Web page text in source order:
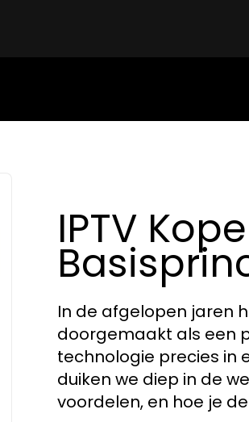
IPTV
In de afgelopen jaren
doorgemaakt als een
technologie precies in
duiken we diep in de
voordelen, en hoe je